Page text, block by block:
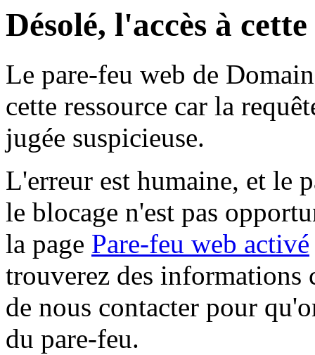
Désolé, l'accès à
Le pare-feu web de
cette ressource car la
jugée suspicieuse.
L'erreur est humaine, et le
le blocage n'est pas
la page Pare-feu web activé
trouverez des informations
de nous contacter pour
du pare-feu.